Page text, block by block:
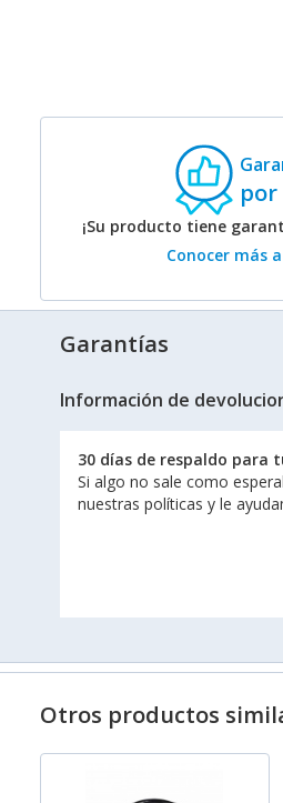
por
¡Su producto tiene
Conocer más
Garantías
Información de
30 días de respaldo para
Si algo no sale como
nuestras políticas y le
Otros productos